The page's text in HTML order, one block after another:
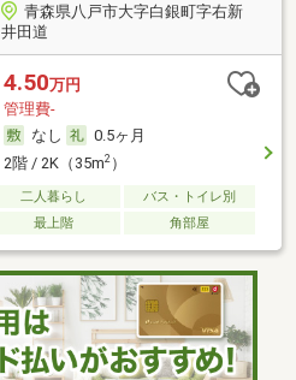
青森県八戸市大字白銀町字右新
井田道
4.50万円
管理費-
なし
0.5ヶ月
2階 / 2K（35m2）
二人暮らし
バス・トイレ別
最上階 角部屋